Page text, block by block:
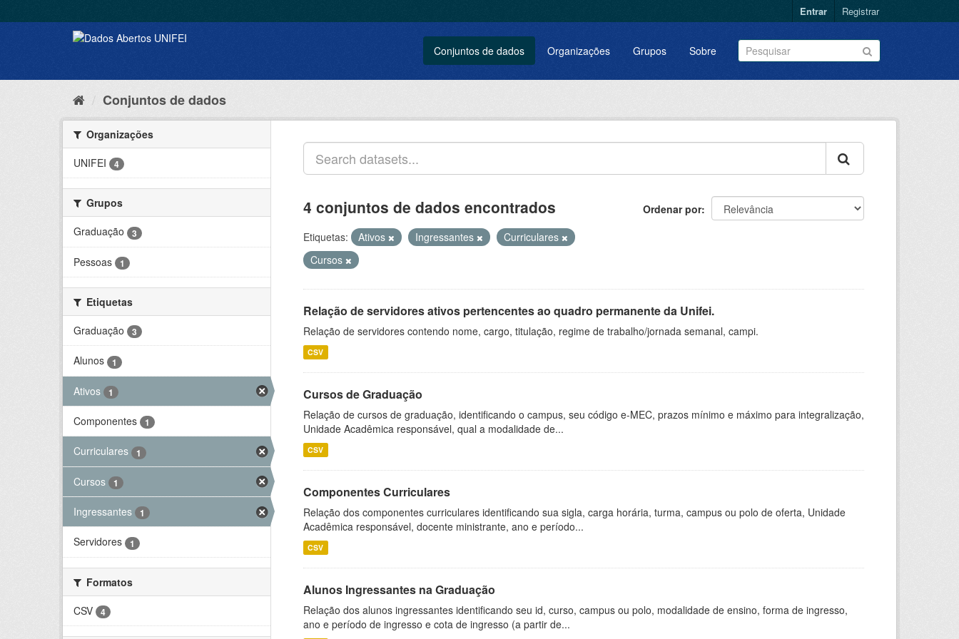
Entrar Registrar
Conjuntos de dados Organizações Grupos Sobre
Conjuntos de dados
Organizações
UNIFEI
4
Grupos
Graduação
3
Pessoas 1
Etiquetas
Graduação
3
Alunos 1
Ativos 1
Componentes 1
Curriculares 1
Cursos 1
Ingressantes 1
Servidores 1
Formatos
CSV
4
Ordenar por
4 conjuntos de dados encontrados
Etiquetas: Ativos Ingressantes
Curriculares
Cursos
Relação de servidores ativos pertencentes ao quadro permanente da Unifei.
Relação de servidores contendo nome, cargo, titulação, regime de trabalho/jornada semanal, campi.
CSV
Cursos de Graduação
Relação de cursos de graduação, identificando o campus, seu código e-MEC, prazos mínimo e máximo para integralização,
Unidade Acadêmica responsável, qual a modalidade de...
CSV
Componentes Curriculares
Relação dos componentes curriculares identificando sua sigla, carga horária, turma, campus ou polo de oferta, Unidade
Acadêmica responsável, docente ministrante, ano e período...
CSV
Alunos Ingressantes na Graduação
Relação dos alunos ingressantes identificando seu id, curso, campus ou polo, modalidade de ensino, forma de ingresso,
ano e período de ingresso e cota de ingresso (a partir de...